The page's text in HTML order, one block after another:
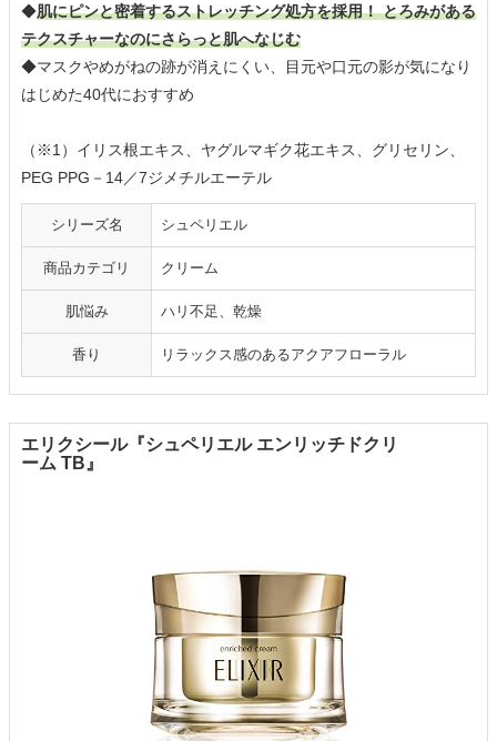
◆肌にピンと密着するストレッチング処方を採用！ とろみがある
テクスチャーなのにさらっと肌へなじむ
◆マスクやめがねの跡が消えにくい、目元や口元の影が気になり
はじめた40代におすすめ
（※1）イリス根エキス、ヤグルマギク花エキス、グリセリン、
PEG PPG－14／7ジメチルエーテル
シリーズ名 シュペリエル
商品カテゴリ クリーム
肌悩み ハリ不足、乾燥
香り リラックス感のあるアクアフローラル
エリクシール『シュペリエル エンリッチドクリ
ーム TB』